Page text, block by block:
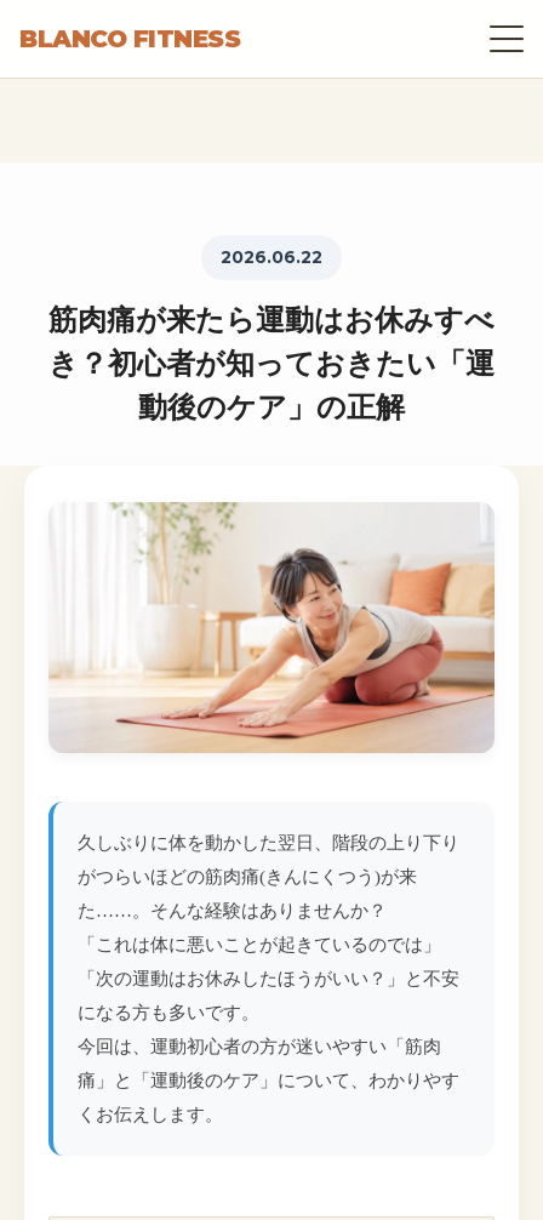
BLANCO FITNESS
2026.06.22
筋肉痛が来たら運動はお休みすべ
き？初心者が知っておきたい「運
動後のケア」の正解
久しぶりに体を動かした翌日、階段の上り下り
がつらいほどの筋肉痛(きんにくつう)が来
た……。そんな経験はありませんか？
「これは体に悪いことが起きているのでは」
「次の運動はお休みしたほうがいい？」と不安
になる方も多いです。
今回は、運動初心者の方が迷いやすい「筋肉
痛」と「運動後のケア」について、わかりやす
くお伝えします。